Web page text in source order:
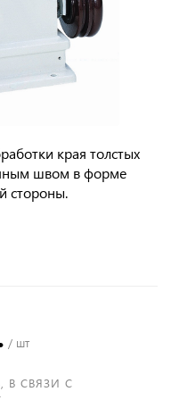
края толстых
швом в форме
стороны.
/ шт
В СВЯЗИ С